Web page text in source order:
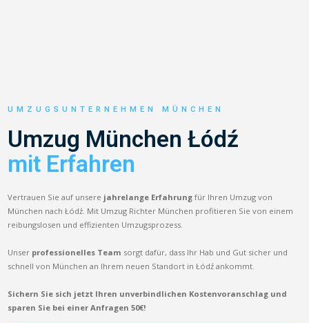
UMZUGSUNTERNEHMEN MÜNCHEN
Umzug München Łódź
mit Erfahren
Vertrauen Sie auf unsere jahrelange Erfahrung für Ihren Umzug von
München nach Łódź. Mit Umzug Richter München profitieren Sie von einem
reibungslosen und effizienten Umzugsprozess.
Unser professionelles Team sorgt dafür, dass Ihr Hab und Gut sicher und
schnell von München an Ihrem neuen Standort in Łódź ankommt.
Sichern Sie sich jetzt Ihren unverbindlichen Kostenvoranschlag und
sparen Sie bei einer Anfragen 50€!